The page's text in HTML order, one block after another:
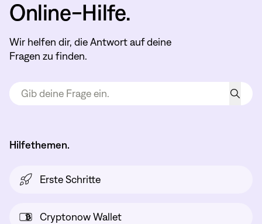
Online-Hilfe.
Wir helfen dir, die Antwort auf deine
Fragen zu finden.
Hilfethemen.
Erste Schritte
Cryptonow Wallet